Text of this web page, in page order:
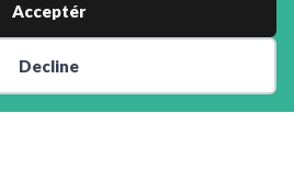
Acceptér
Decline
20 77 01